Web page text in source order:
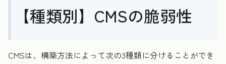
【種類別】CMSの脆弱性
CMSは、構築方法によって次の3種類に分けることができ